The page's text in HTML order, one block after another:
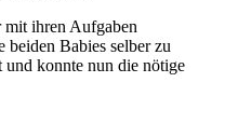
ihren Aufgaben
beiden Babies selber zu
konnte nun die nötige